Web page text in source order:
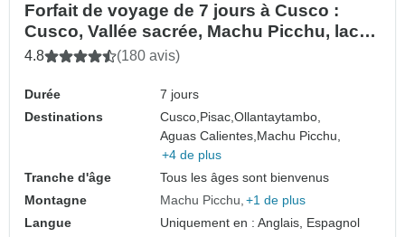
Forfait de voyage de 7 jours à Cusco :
Cusco, Vallée sacrée, Machu Picchu, lac
Humantay et montagne Arc- en- ciel.
4.8 (180 avis)
Durée
7 jours
Destinations
Cusco, Pisac,Ollantaytambo,
Aguas Calientes, Machu Picchu,
+4 de plus
Tranche d'âge
Tous les âges sont bienvenus
Montagne
Machu Picchu +1 de plus
Langue
Uniquement en : Anglais, Espagnol